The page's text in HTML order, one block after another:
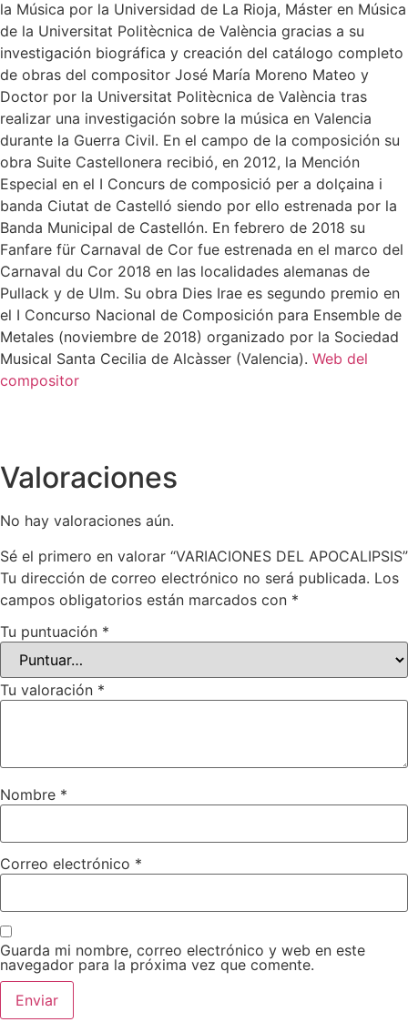
la Música por la Universidad de La Rioja, Máster en Música
de la Universitat Politècnica de València gracias a su
investigación biográfica y creación del catálogo completo
de obras del compositor José María Moreno Mateo y
Doctor por la Universitat Politècnica de València tras
realizar una investigación sobre la música en Valencia
durante la Guerra Civil. En el campo de la composición su
obra Suite Castellonera recibió, en 2012, la Mención
Especial en el I Concurs de composició per a dolçaina i
banda Ciutat de Castelló siendo por ello estrenada por la
Banda Municipal de Castellón. En febrero de 2018 su
Fanfare für Carnaval de Cor fue estrenada en el marco del
Carnaval du Cor 2018 en las localidades alemanas de
Pullack y de Ulm. Su obra Dies Irae es segundo premio en
el I Concurso Nacional de Composición para Ensemble de
Metales (noviembre de 2018) organizado por la Sociedad
Musical Santa Cecilia de Alcàsser (Valencia). Web del
compositor
Valoraciones
No hay valoraciones aún.
Sé el primero en valorar “VARIACIONES DEL APOCALIPSIS”
Tu dirección de correo electrónico no será publicada. Los
campos obligatorios están marcados con *
Tu puntuación *
Tu valoración *
Nombre *
Correo electrónico *
Guarda mi nombre, correo electrónico y web en este
navegador para la próxima vez que comente.